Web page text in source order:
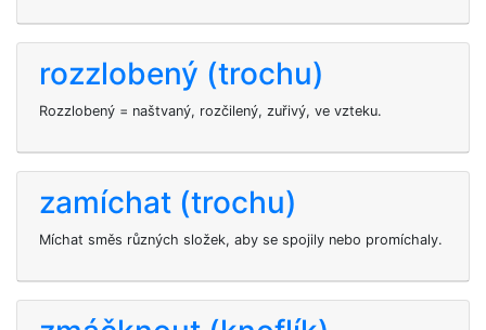
rozzlobený (trochu)
Rozzlobený = naštvaný, rozčilený, zuřivý, ve vzteku.
zamíchat (trochu)
Míchat směs různých složek, aby se spojily nebo promíchaly.